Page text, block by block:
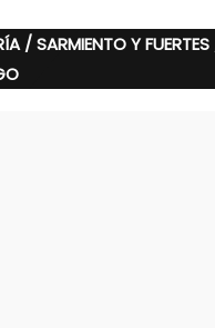
/ SARMIENTO Y